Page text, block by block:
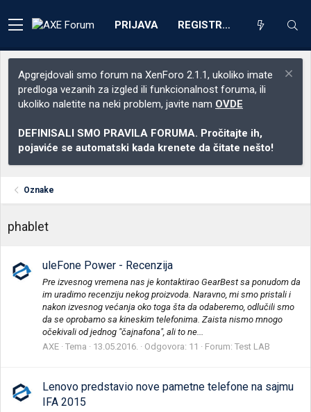
PRIJAVA REGISTRACIJA
Apgrejdovali smo forum na XenForo 2.1.1, ukoliko imate
predloga vezanih za izgled ili funkcionalnost foruma, ili
ukoliko naletite na neki problem, javite nam OVDE
DEFINISALI SMO PRAVILA FORUMA. Pročitajte ih,
pojaviće se automatski kada krenete da čitate nešto!
Oznake
phablet
uleFone Power - Recenzija
Pre izvesnog vremena nas je kontaktirao GearBest sa ponudom da
im uradimo recenziju nekog proizvoda. Naravno, mi smo pristali i
nakon izvesnog većanja oko toga šta da odaberemo, odlučili smo
da se oprobamo sa kineskim telefonima. Zaista nismo mnogo
očekivali od jednog "čajnafona", ali to ne...
AXE Tema 13.05.2016. Odgovora: 11 Forum: Test LAB
Lenovo predstavio nove pametne telefone na sajmu
IFA 2015